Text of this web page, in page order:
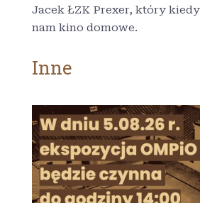
Jacek ŁZK Prexer, który
nam kino domowe.
Inne